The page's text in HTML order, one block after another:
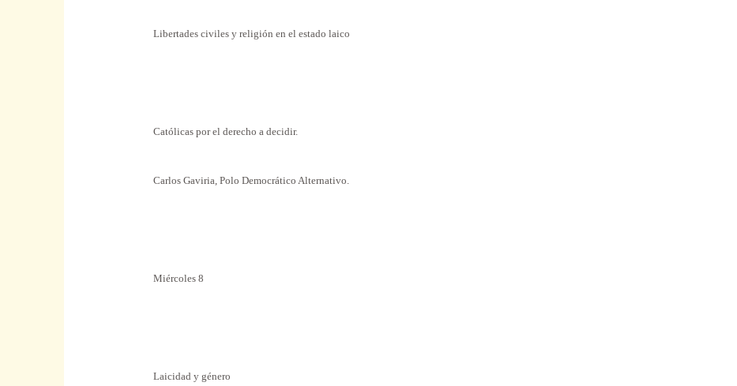
Libertades civiles y religión en el estado laico
Católicas por el derecho a decidir.
Carlos Gaviria, Polo Democrático Alternativo.
Miércoles 8
Laicidad y género